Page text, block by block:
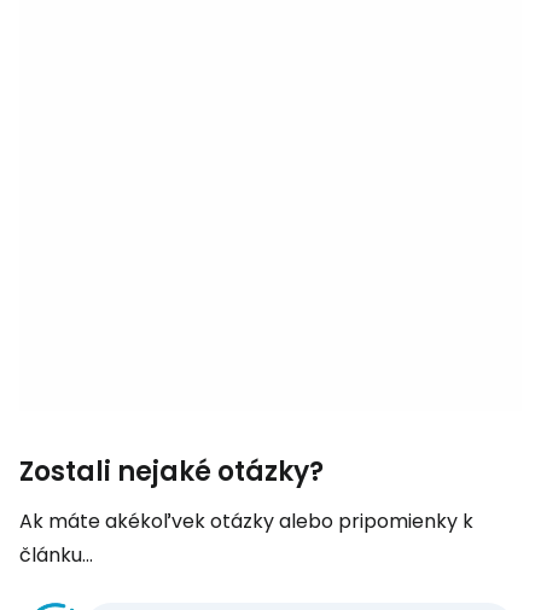
Zostali nejaké otázky?
Ak máte akékoľvek otázky alebo pripomienky k
článku...